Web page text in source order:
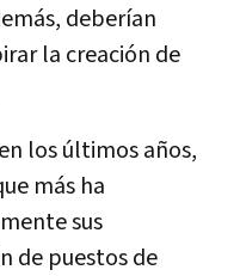
deberían
la creación de
los últimos años,
más ha
sus
de puestos de